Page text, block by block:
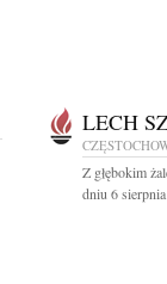
LECH
Z głębokim
dniu 6